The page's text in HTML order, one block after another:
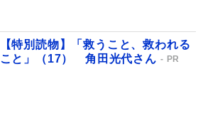
【特別読物】「救うこと、救われる
こと」（17） 角田光代さん
PR